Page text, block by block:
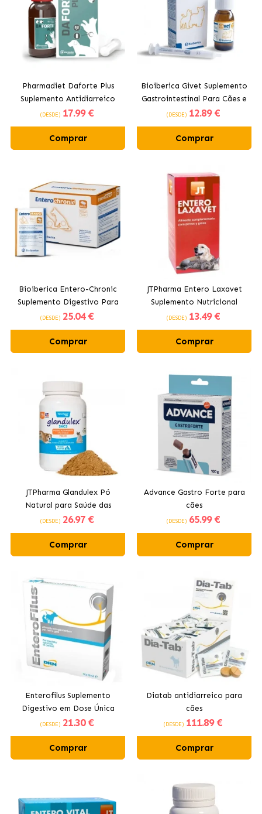
Pharmadiet Daforte Plus
Suplemento Antidiarreico
para Cães e Gatos
(DESDE) 17.99 €
Comprar
Bioiberica Givet Suplemento
Gastrointestinal Para Cães e
Gatos
(DESDE) 12.89 €
Comprar
Bioiberica Entero-Chronic
Suplemento Digestivo Para
Cães e Gatos
(DESDE) 25.04 €
Comprar
JTPharma Entero Laxavet
Suplemento Nutricional
contra Prisão de Ventre
para Cães e Gatos
(DESDE) 13.49 €
Comprar
JTPharma Glandulex Pó
Natural para Saúde das
Glândulas Anais de Cães e
Gatos
(DESDE) 26.97 €
Comprar
Advance Gastro Forte para
cães
(DESDE) 65.99 €
Comprar
Enterofilus Suplemento
Digestivo em Dose Única
para Cães e Gatos
(DESDE) 21.30 €
Comprar
Diatab antidiarreico para
cães
(DESDE) 111.89 €
Comprar